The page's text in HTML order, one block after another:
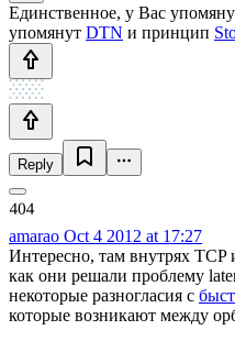
Единственное, у Вас
упомянут DTN и принцип
Reply
amarao Oct 4 2012 at 17:27
Интересно, там внутрях TCP
как они решали проблему
некоторые разногласия с
которые возникают между